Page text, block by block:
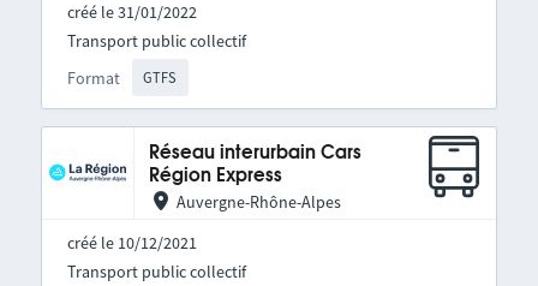
créé le 31/01/2022
Format GTFS
Transport public collectif
Réseau interurbain Cars
Région Express
Auvergne-Rhône-Alpes
créé le 10/12/2021
Transport public collectif